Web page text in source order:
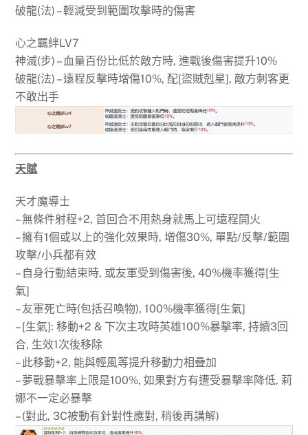
破龍(法) – 輕減受到範圍攻擊時的傷害
心之羈絆LV7
神滅(步) – 血量百份比低於敵方時, 進戰後傷害提升10%
破龍(法) – 遠程反擊時增傷10%, 配[盜賊剋星], 敵方刺客更
不敢出手
天賦
天才魔導士
– 無條件射程+2, 首回合不用熱身就馬上可遠程開火
– 擁有1個或以上的強化效果時, 增傷30%, 單點/反擊/範圍
攻擊/小兵都有效
– 自身行動結束時, 或友軍受到傷害後, 40%機率獲得[生
氣]
– 友軍死亡時(包括召喚物), 100%機率獲得[生氣]
– [生氣]: 移動+2 & 下次主攻時英雄100%暴擊率, 持續3回
合, 生效1次後移除
– 此移動+2, 能與輕風等提升移動力相疊加
– 夢戰暴擊率上限是100%, 如果對方有遭受暴擊率降低, 莉
娜不一定必暴擊
– (對此, 3C被動有針對性應對, 稍後再講解)